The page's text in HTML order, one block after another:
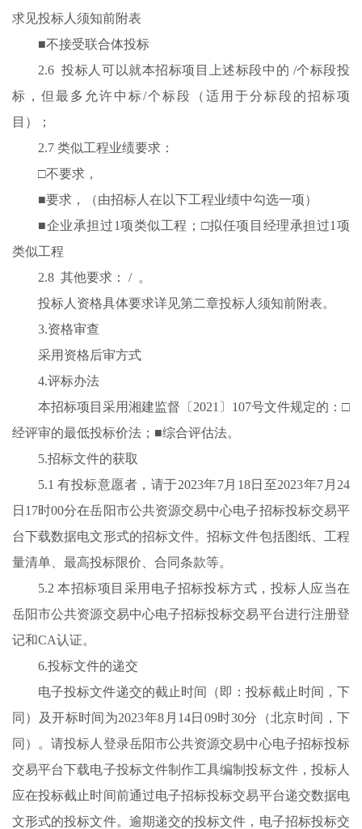
求见投标人须知前附表
■不接受联合体投标
2.6 投标人可以就本招标项目上述标段中的 /个标段投
标，但最多允许中标/个标段（适用于分标段的招标项
目）；
2.7 类似工程业绩要求：
□不要求，
■要求，（由招标人在以下工程业绩中勾选一项）
■企业承担过1项类似工程；□拟任项目经理承担过1项
类似工程
2.8 其他要求： / 。
投标人资格具体要求详见第二章投标人须知前附表。
3.资格审查
采用资格后审方式
4.评标办法
本招标项目采用湘建监督〔2021〕107号文件规定的：□
经评审的最低投标价法；■综合评估法。
5.招标文件的获取
5.1 有投标意愿者，请于2023年7月18日至2023年7月24
日17时00分在岳阳市公共资源交易中心电子招标投标交易平
台下载数据电文形式的招标文件。招标文件包括图纸、工程
量清单、最高投标限价、合同条款等。
5.2 本招标项目采用电子招标投标方式，投标人应当在
岳阳市公共资源交易中心电子招标投标交易平台进行注册登
记和CA认证。
6.投标文件的递交
电子投标文件递交的截止时间（即：投标截止时间，下
同）及开标时间为2023年8月14日09时30分（北京时间，下
同）。请投标人登录岳阳市公共资源交易中心电子招标投标
交易平台下载电子投标文件制作工具编制投标文件，投标人
应在投标截止时间前通过电子招标投标交易平台递交数据电
文形式的投标文件。逾期递交的投标文件，电子招标投标交